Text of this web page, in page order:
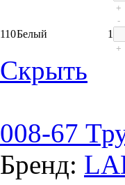
+
110Белый 1
-
+
Скрыть
008-67
Бренд: